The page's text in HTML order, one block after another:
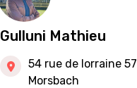
Gulluni Mathieu
54 rue de lorraine
Morsbach